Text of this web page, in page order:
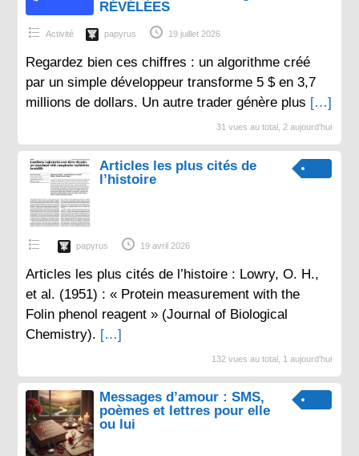
RÉVÉLÉES
Activité papyrus 19 juillet 2026
Regardez bien ces chiffres : un algorithme créé
par un simple développeur transforme 5 $ en 3,7
millions de dollars. Un autre trader génère plus […]
31 vues au total, 2 aujourd'hui
Articles les plus cités de
l’histoire
papyrus 19 avril 2026
Articles les plus cités de l’histoire : Lowry, O. H.,
et al. (1951) : « Protein measurement with the
Folin phenol reagent » (Journal of Biological
Chemistry). […]
132 vues au total, 1 aujourd'hui
Messages d’amour : SMS,
poèmes et lettres pour elle
ou lui